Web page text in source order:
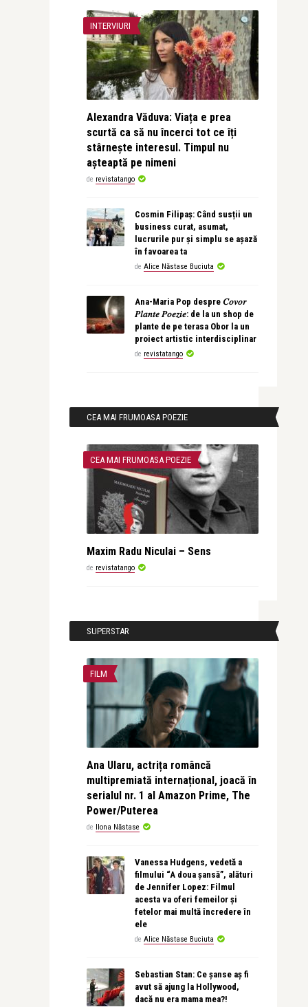
INTERVIURI
Alexandra Văduva: Viața e prea
scurtă ca să nu încerci tot ce îți
stârnește interesul. Timpul nu
așteaptă pe nimeni
de revistatango
Cosmin Filipaș: Când susții un
business curat, asumat,
lucrurile pur și simplu se așază
în favoarea ta
de Alice Năstase Buciuta
Ana-Maria Pop despre 𝐶𝑜𝑣𝑜𝑟
𝑃𝑙𝑎𝑛𝑡𝑒 𝑃𝑜𝑒𝑧𝑖𝑒: de la un shop de
plante de pe terasa Obor la un
proiect artistic interdisciplinar
de revistatango
CEA MAI FRUMOASA POEZIE
CEA MAI FRUMOASA POEZIE
Maxim Radu Niculai – Sens
de revistatango
SUPERSTAR
FILM
Ana Ularu, actrița româncă
multipremiată internațional, joacă în
serialul nr. 1 al Amazon Prime, The
Power/Puterea
de Ilona Năstase
Vanessa Hudgens, vedetă a
filmului “A doua șansă”, alături
de Jennifer Lopez: Filmul
acesta va oferi femeilor și
fetelor mai multă încredere în
ele
de Alice Năstase Buciuta
Sebastian Stan: Ce șanse aș fi
avut să ajung la Hollywood,
dacă nu era mama mea?!